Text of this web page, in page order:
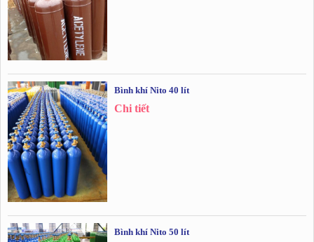
Bình khí Nito 40 lít
Chi tiết
Bình khí Nito 50 lít